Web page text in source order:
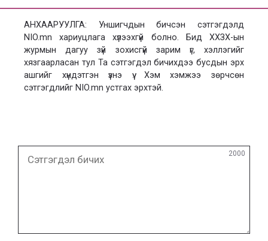
АНХААРУУЛГА: Уншигчдын бичсэн сэтгэгдэлд
NIO.mn хариуцлага хүлээхгүй болно. Бид ХХЗХ-ын
журмын дагуу зүй зохисгүй зарим үг, хэллэгийг
хязгаарласан тул Та сэтгэгдэл бичихдээ бусдын эрх
ашгийг хүндэтгэн үзнэ үү. Хэм хэмжээ зөрчсөн
сэтгэгдлийг NIO.mn устгах эрхтэй.
бичих
2000